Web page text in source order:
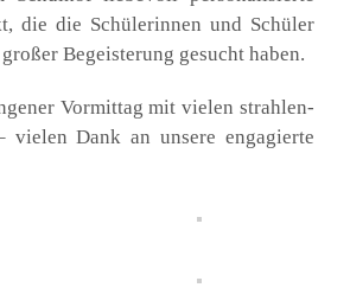
die die Schü­le­rin­nen und Schü­ler
Begeis­te­rung gesucht haben.
Vor­mit­tag mit vie­len strah­len­
vie­len Dank an unse­re enga­gier­te